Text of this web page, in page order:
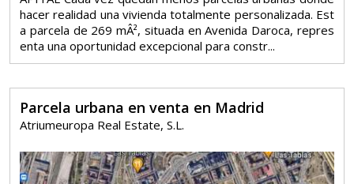
hacer realidad una vivienda totalmente personalizada. Est
a parcela de 269 mÂ², situada en Avenida Daroca, repres
enta una oportunidad excepcional para constr...
Parcela urbana en venta en Madrid
Atriumeuropa Real Estate, S.L.